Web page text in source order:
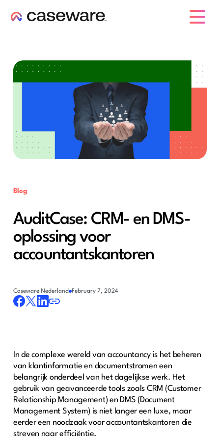
Blog
AuditCase: CRM- en DMS-
oplossing voor
accountantskantoren
Caseware Nederland February 7, 2024
In de complexe wereld van accountancy is het beheren
van klantinformatie en documentstromen een
belangrijk onderdeel van het dagelijkse werk. Het
gebruik van geavanceerde tools zoals CRM (Customer
Relationship Management) en DMS (Document
Management System) is niet langer een luxe, maar
eerder een noodzaak voor accountantskantoren die
streven naar efficiëntie.